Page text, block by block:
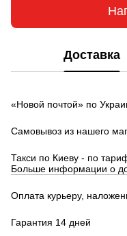
Доставка
«Новой почтой» по
Самовывоз из нашего
Такси по Киеву - по
Больше информации о
Оплата курьеру,
Гарантия 14 дней